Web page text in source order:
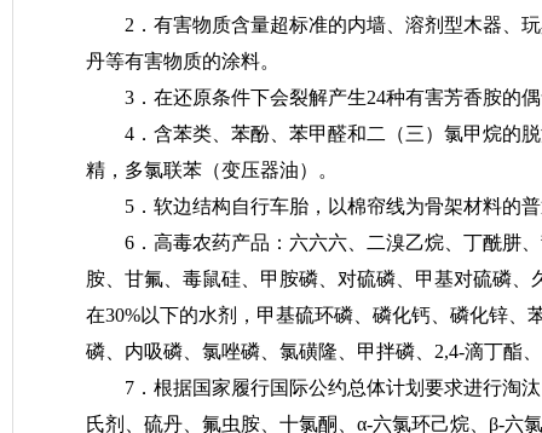
2．有害物质含量超标准的内墙、溶剂型木器、
丹等有害物质的涂料。
3．在还原条件下会裂解产生24种有害芳香胺的
4．含苯类、苯酚、苯甲醛和二（三）氯甲烷的
精，多氯联苯（变压器油）。
5．软边结构自行车胎，以棉帘线为骨架材料的
6．高毒农药产品：六六六、二溴乙烷、丁酰肼
胺、甘氟、毒鼠硅、甲胺磷、对硫磷、甲基对硫磷
在30%以下的水剂，甲基硫环磷、磷化钙、磷化锌
磷、内吸磷、氯唑磷、氯磺隆、甲拌磷、2,4-滴丁酯
7．根据国家履行国际公约总体计划要求进行淘
氏剂、硫丹、氟虫胺、十氯酮、α-六氯环己烷、β-六